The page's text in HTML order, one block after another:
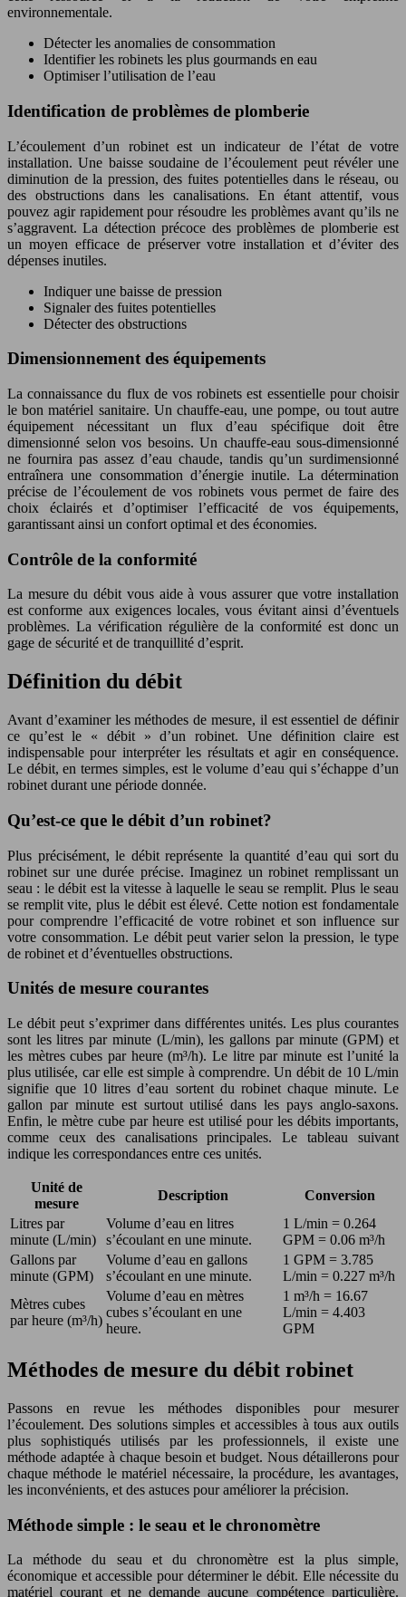
environnementale.
Détecter les anomalies de consommation
Identifier les robinets les plus gourmands en eau
Optimiser l’utilisation de l’eau
Identification de problèmes de plomberie
L’écoulement d’un robinet est un indicateur de l’état de votre
installation. Une baisse soudaine de l’écoulement peut révéler une
diminution de la pression, des fuites potentielles dans le réseau, ou
des obstructions dans les canalisations. En étant attentif, vous
pouvez agir rapidement pour résoudre les problèmes avant qu’ils ne
s’aggravent. La détection précoce des problèmes de plomberie est
un moyen efficace de préserver votre installation et d’éviter des
dépenses inutiles.
Indiquer une baisse de pression
Signaler des fuites potentielles
Détecter des obstructions
Dimensionnement des équipements
La connaissance du flux de vos robinets est essentielle pour choisir
le bon matériel sanitaire. Un chauffe-eau, une pompe, ou tout autre
équipement nécessitant un flux d’eau spécifique doit être
dimensionné selon vos besoins. Un chauffe-eau sous-dimensionné
ne fournira pas assez d’eau chaude, tandis qu’un surdimensionné
entraînera une consommation d’énergie inutile. La détermination
précise de l’écoulement de vos robinets vous permet de faire des
choix éclairés et d’optimiser l’efficacité de vos équipements,
garantissant ainsi un confort optimal et des économies.
Contrôle de la conformité
La mesure du débit vous aide à vous assurer que votre installation
est conforme aux exigences locales, vous évitant ainsi d’éventuels
problèmes. La vérification régulière de la conformité est donc un
gage de sécurité et de tranquillité d’esprit.
Définition du débit
Avant d’examiner les méthodes de mesure, il est essentiel de définir
ce qu’est le « débit » d’un robinet. Une définition claire est
indispensable pour interpréter les résultats et agir en conséquence.
Le débit, en termes simples, est le volume d’eau qui s’échappe d’un
robinet durant une période donnée.
Qu’est-ce que le débit d’un robinet?
Plus précisément, le débit représente la quantité d’eau qui sort du
robinet sur une durée précise. Imaginez un robinet remplissant un
seau : le débit est la vitesse à laquelle le seau se remplit. Plus le seau
se remplit vite, plus le débit est élevé. Cette notion est fondamentale
pour comprendre l’efficacité de votre robinet et son influence sur
votre consommation. Le débit peut varier selon la pression, le type
de robinet et d’éventuelles obstructions.
Unités de mesure courantes
Le débit peut s’exprimer dans différentes unités. Les plus courantes
sont les litres par minute (L/min), les gallons par minute (GPM) et
les mètres cubes par heure (m³/h). Le litre par minute est l’unité la
plus utilisée, car elle est simple à comprendre. Un débit de 10 L/min
signifie que 10 litres d’eau sortent du robinet chaque minute. Le
gallon par minute est surtout utilisé dans les pays anglo-saxons.
Enfin, le mètre cube par heure est utilisé pour les débits importants,
comme ceux des canalisations principales. Le tableau suivant
indique les correspondances entre ces unités.
Unité de
mesure
Description
Conversion
Litres par
minute (L/min)
Volume d’eau en litres
s’écoulant en une minute.
1 L/min = 0.264
GPM = 0.06 m³/h
Gallons par
minute (GPM)
Volume d’eau en gallons
s’écoulant en une minute.
1 GPM = 3.785
L/min = 0.227 m³/h
Mètres cubes
par heure (m³/h)
Volume d’eau en mètres
cubes s’écoulant en une
heure.
1 m³/h = 16.67
L/min = 4.403
GPM
Méthodes de mesure du débit robinet
Passons en revue les méthodes disponibles pour mesurer
l’écoulement. Des solutions simples et accessibles à tous aux outils
plus sophistiqués utilisés par les professionnels, il existe une
méthode adaptée à chaque besoin et budget. Nous détaillerons pour
chaque méthode le matériel nécessaire, la procédure, les avantages,
les inconvénients, et des astuces pour améliorer la précision.
Méthode simple : le seau et le chronomètre
La méthode du seau et du chronomètre est la plus simple,
économique et accessible pour déterminer le débit. Elle nécessite du
matériel courant et ne demande aucune compétence particulière.